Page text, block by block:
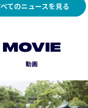
てのニュースを見る
MOVIE
動画